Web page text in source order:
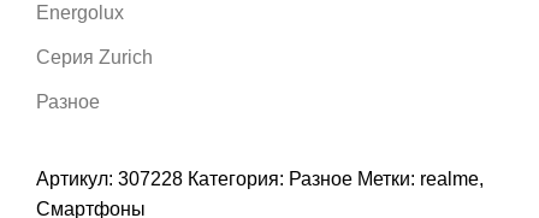
Energolux
Серия Zurich
Разное
Артикул: 307228 Категория: Разное Метки: realme,
Смартфоны